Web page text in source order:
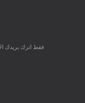
فقط اترك بريدك